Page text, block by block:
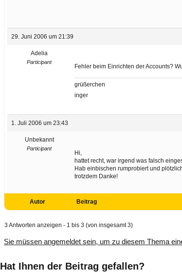
29. Juni 2006 um 21:39
Adelia
Participant
Fehler beim Einrichten der Accounts?
grüßerchen
inger
1. Juli 2006 um 23:43
Unbekannt
Participant
Hi,
hattet recht, war irgend was falsch
Hab einbischen rumprobiert und
trotzdem Danke!
Autor Beitrag
3 Antworten anzeigen - 1 bis 3 (von insgesamt 3)
Sie müssen angemeldet sein, um zu diesem Thema
Hat Ihnen der Beitrag gefallen?